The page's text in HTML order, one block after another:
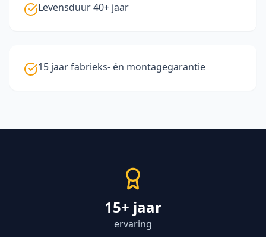
Levensduur 40+ jaar
15 jaar fabrieks- én montagegarantie
15+ jaar
ervaring